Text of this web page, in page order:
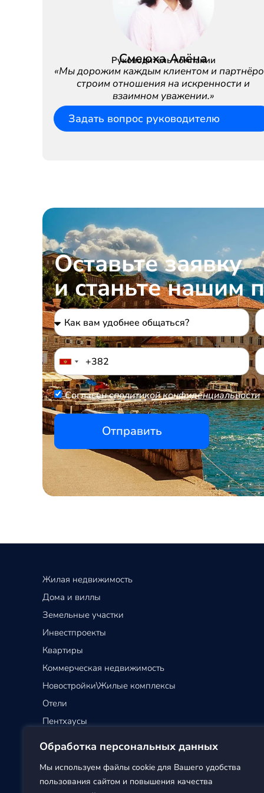
Обработка персональных данных
Мы используем файлы cookie для Вашего удобства
пользования сайтом и повышения качества
Смеюха Алёна
Руководитель компании
«Мы дорожим каждым клиентом и
строим отношения на искренности и
взаимном уважении.»
Задать вопрос руководителю
Оставьте заявку
и станьте нашим
Согласен сполитикой конфиденциальности
Отправить
Жилая недвижимость
Дома и виллы
Земельные участки
Инвестпроекты
Квартиры
Коммерческая недвижимость
Новостройки\Жилые комплексы
Отели
Пентхаусы